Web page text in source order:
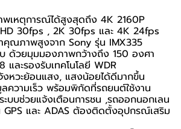
เหตุการณ์ได้สูงสุดถึง 4K 2160P
30fps , 2K 30fps และ 4K 24fps
ณภาพสูงจาก Sony รุ่น IMX335
บ ด้วยมุมมองภาพกว้างถึง 150 องศา
และรองรับเทคโนโลยี WDR
งหวะย้อนแสง, แสงน้อยได้ดีมากขึ้น
ลความเร็ว พร้อมพิกัดที่รถยนต์ใช้งาน
ะบบช่วยแจ้งเตือนการชน ,รถออกนอกเลน
และ ADAS ต้องติดตั้งอุปกรณ์เสริม